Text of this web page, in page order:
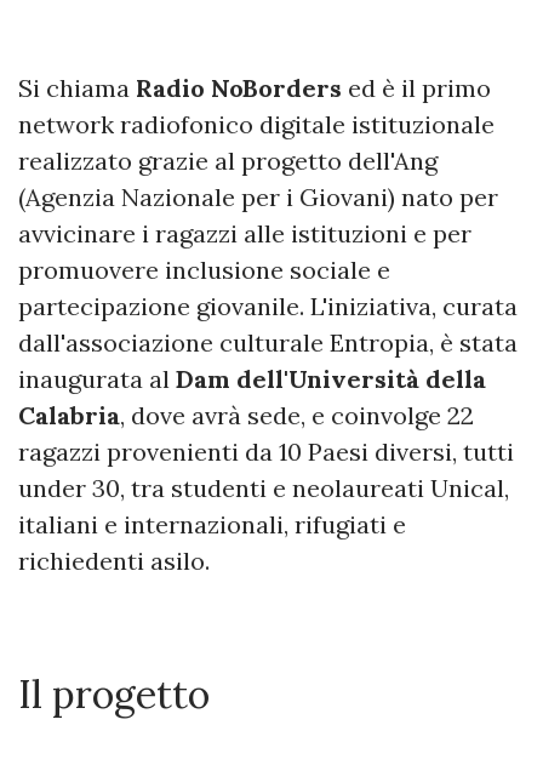
Si chiama Radio NoBorders ed è il primo
network radiofonico digitale istituzionale
realizzato grazie al progetto dell'Ang
(Agenzia Nazionale per i Giovani) nato per
avvicinare i ragazzi alle istituzioni e per
promuovere inclusione sociale e
partecipazione giovanile. L'iniziativa, curata
dall'associazione culturale Entropia, è stata
inaugurata al Dam dell'Università della
Calabria, dove avrà sede, e coinvolge 22
ragazzi provenienti da 10 Paesi diversi, tutti
under 30, tra studenti e neolaureati Unical,
italiani e internazionali, rifugiati e
richiedenti asilo.
Il progetto